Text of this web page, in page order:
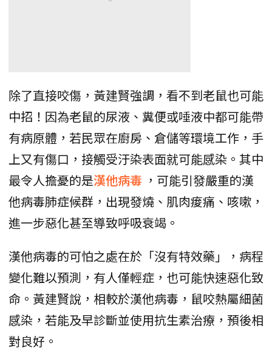
除了直接咬傷，黃建賢強調，看不到老鼠也可能
中招！因為老鼠的尿液、糞便或唾液中都可能帶
有病原體，若民眾在廚房、倉儲等環境工作，手
上又有傷口，接觸受汙染表面就可能感染。其中
最令人擔憂的是漢他病毒 ，可能引發嚴重的漢
他病毒肺症候群，出現發燒、肌肉痠痛、咳嗽，
進一步惡化甚至導致呼吸衰竭。
漢他病毒的可怕之處在於「沒有特效藥」，病程
變化難以預測，有人僅輕症，也可能快速惡化致
命。黃建賢說，相較於漢他病毒，鼠咬熱屬細菌
感染，若能及早診斷並使用抗生素治療，預後相
對良好。